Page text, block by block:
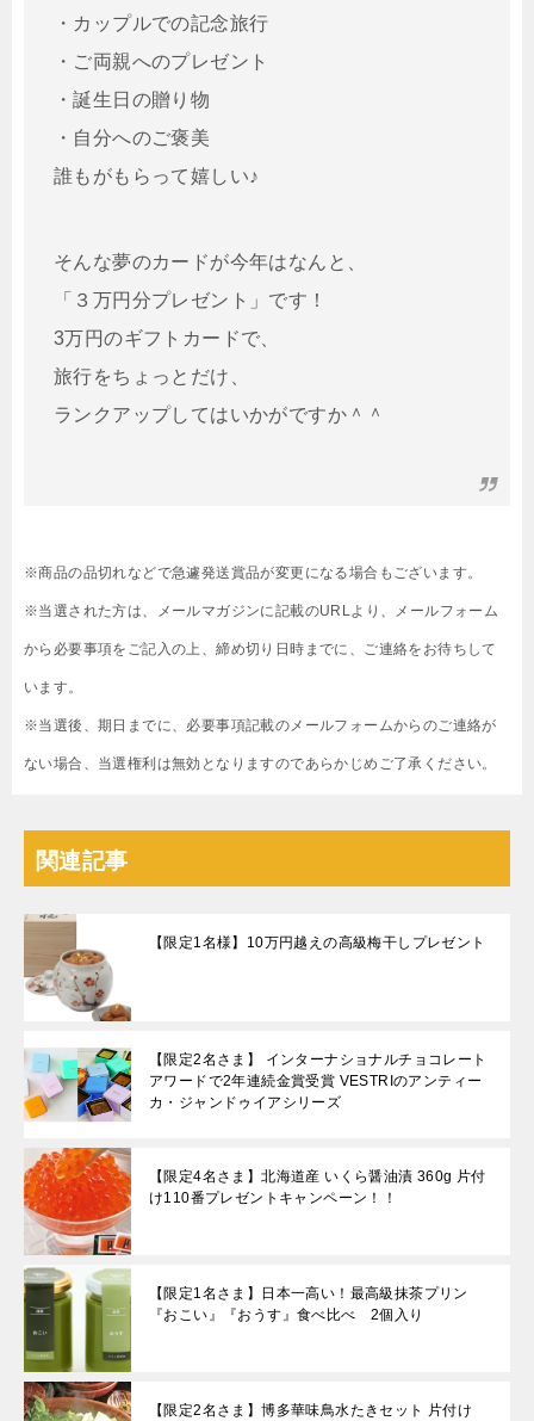
・カップルでの記念旅行
・ご両親へのプレゼント
・誕生日の贈り物
・自分へのご褒美
誰もがもらって嬉しい♪
そんな夢のカードが今年はなんと、
「３万円分プレゼント」です！
3万円のギフトカードで、
旅行をちょっとだけ、
ランクアップしてはいかがですか＾＾
※商品の品切れなどで急遽発送賞品が変更になる場合もございます。
※当選された方は、メールマガジンに記載のURLより、メールフォーム
から必要事項をご記入の上、締め切り日時までに、ご連絡をお待ちして
います。
※当選後、期日までに、必要事項記載のメールフォームからのご連絡が
ない場合、当選権利は無効となりますのであらかじめご了承ください。
関連記事
【限定1名様】10万円越えの高級梅干しプレゼント
【限定2名さま】 インターナショナルチョコレート
アワードで2年連続金賞受賞 VESTRIのアンティー
カ・ジャンドゥイアシリーズ
【限定4名さま】北海道産 いくら醤油漬 360g 片付
け110番プレゼントキャンペーン！！
【限定1名さま】日本一高い！最高級抹茶プリン
『おこい』『おうす』食べ比べ 2個入り
【限定2名さま】博多華味鳥水たきセット 片付け